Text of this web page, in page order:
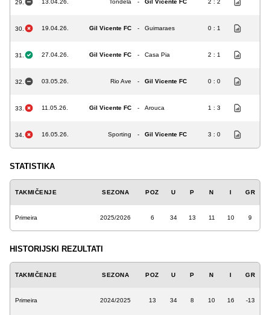
29. 13.04.26. Tondela - Gil Vicente FC 2 : 2
30. 19.04.26. Gil Vicente FC - Guimaraes 0 : 1
31. 27.04.26. Gil Vicente FC - Casa Pia 2 : 1
32. 03.05.26. Rio Ave - Gil Vicente FC 0 : 0
33. 11.05.26. Gil Vicente FC - Arouca 1 : 3
34. 16.05.26. Sporting - Gil Vicente FC 3 : 0
STATISTIKA
TAKMIČENJE SEZONA POZ U P N I GR
Primeira 2025/2026 6 34 13 11 10 9
HISTORIJSKI REZULTATI
TAKMIČENJE SEZONA POZ U P N I GR
Primeira 2024/2025 13 34 8 10 16 -13